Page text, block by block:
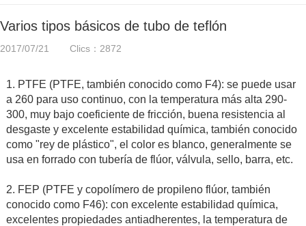
Varios tipos básicos de tubo de teflón
2017/07/21 Clics：2872
1. PTFE (PTFE, también conocido como F4): se puede usar
a 260 para uso continuo, con la temperatura más alta 290-
300, muy bajo coeficiente de fricción, buena resistencia al
desgaste y excelente estabilidad química, también conocido
como "rey de plástico", el color es blanco, generalmente se
usa en forrado con tubería de flúor, válvula, sello, barra, etc.
2. FEP (PTFE y copolímero de propileno flúor, también
conocido como F46): con excelente estabilidad química,
excelentes propiedades antiadherentes, la temperatura de